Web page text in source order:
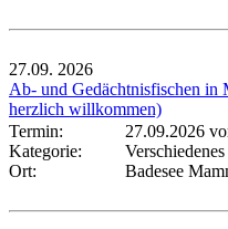
27.09. 2026
Ab- und Gedächtnisfischen in
herzlich willkommen)
Termin:
27.09.2026
Kategorie:
Verschiedenes
Ort:
Badesee